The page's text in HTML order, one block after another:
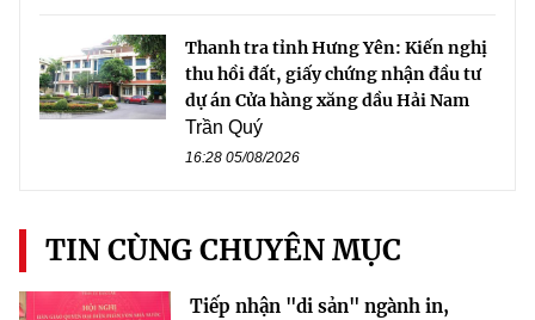
Thanh tra tỉnh Hưng Yên: Kiến nghị
thu hồi đất, giấy chứng nhận đầu tư
dự án Cửa hàng xăng dầu Hải Nam
Trần Quý
16:28 05/08/2026
TIN CÙNG CHUYÊN MỤC
Tiếp nhận "di sản" ngành in,